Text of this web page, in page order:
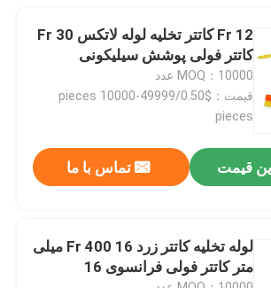
12 Fr کاتتر تخلیه لوله لاتکس 30 Fr
کاتتر فولی پوشش سیلیکونی
MOQ：10000 عدد
قیمت：$0.50/pieces 10000-49999
pieces
قیمت تماس با ما
لوله تخلیه کاتتر زرد 16 Fr 400 میلی
متر کاتتر فولی فرانسوی 16